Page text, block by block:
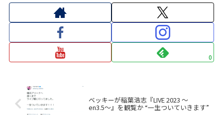
0
ベッキーが稲葉浩志『LIVE 2023 〜
en3.5〜』を観覧か “一生ついていきます”